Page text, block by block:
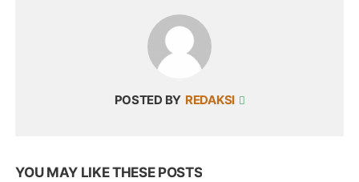
POSTED BY REDAKSI
YOU MAY LIKE THESE POSTS